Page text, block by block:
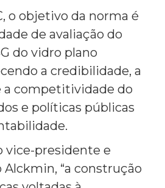
o objetivo da norma é
de avaliação do
do vidro plano
a credibilidade, a
a competitividade do
e políticas públicas
vice-presidente e
“a construção